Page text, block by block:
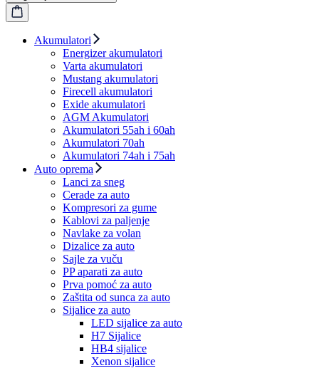
Akumulatori
Energizer akumulatori
Varta akumulatori
Mustang akumulatori
Firecell akumulatori
Exide akumulatori
AGM Akumulatori
Akumulatori 55ah i 60ah
Akumulatori 70ah
Akumulatori 74ah i 75ah
Auto oprema
Lanci za sneg
Cerade za auto
Kompresori za gume
Kablovi za paljenje
Navlake za volan
Dizalice za auto
Sajle za vuču
PP aparati za auto
Prva pomoć za auto
Zaštita od sunca za auto
Sijalice za auto
LED sijalice za auto
H7 Sijalice
HB4 sijalice
Xenon sijalice